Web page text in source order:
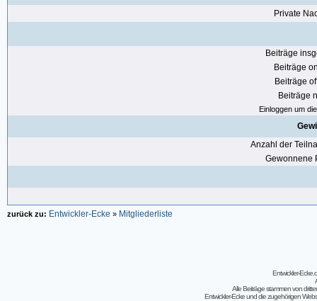
Private
Beiträge
Beiträge
Beiträge
Beiträge
Einloggen um
Anzahl der
Gewonnene
zurück zu: Entwickler-Ecke » Mitgliederliste
Entwickler-
Alle Beiträge stammen von
Entwickler-Ecke und die zugehörigen